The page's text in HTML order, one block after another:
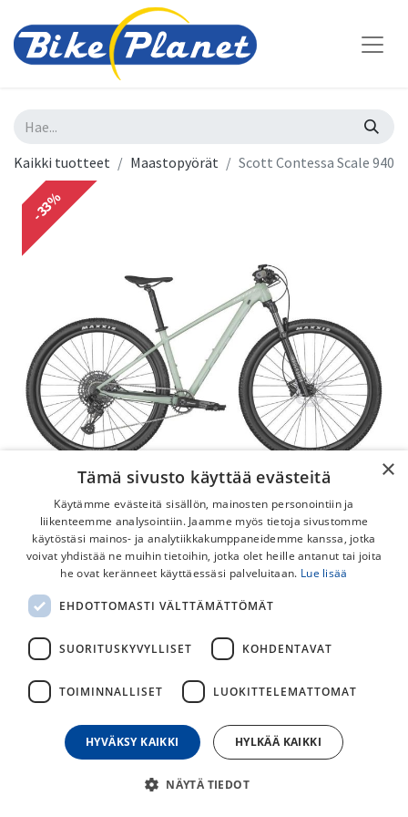
Kaikki tuotteet Maastopyörät Scott Contessa Scale 940
-33%
Scott Contessa Scale 940
Scott Contessa Scale 940 on naisten 29-tuumainen
voimansiirto. Pyörän yhden eturattaan setup yksinkertaistaa
vaihteistoyhdistelmä maastoon!
999,00 € 1 499,00€
×
Tämä sivusto käyttää evästeitä
Käytämme evästeitä sisällön, mainosten personointiin ja
liikenteemme analysointiin. Jaamme myös tietoja sivustomme
käytöstäsi mainos- ja analytiikkakumppaneidemme kanssa, jotka
voivat yhdistää ne muihin tietoihin, jotka olet heille antanut tai joita
he ovat keränneet käyttäessäsi palveluitaan. Lue lisää
EHDOTTOMASTI VÄLTTÄMÄTTÖMÄT
SUORITUSKYVYLLISET KOHDENTAVAT
TOIMINNALLISET LUOKITTELEMATTOMAT
HYVÄKSY KAIKKI HYLKÄÄ KAIKKI
NÄYTÄ TIEDOT